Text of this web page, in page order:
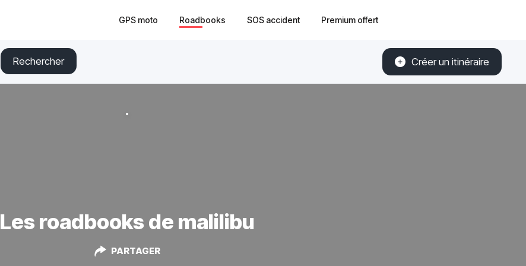
GPS moto Roadbooks SOS accident Premium offert
Rechercher Créer un itinéraire
Les roadbooks de malilibu
PARTAGER